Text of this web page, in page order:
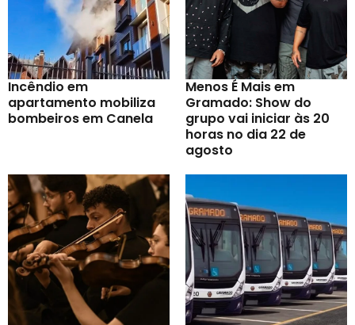
Incêndio em
apartamento mobiliza
bombeiros em Canela
Menos É Mais em
Gramado: Show do
grupo vai iniciar às 20
horas no dia 22 de
agosto